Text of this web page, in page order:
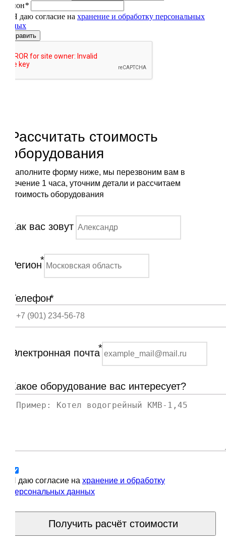
Регион*
Я даю согласие на хранение и обработку персональных
данных
Отправить
Рассчитать стоимость
оборудования
Заполните форму ниже, мы перезвоним вам в
течение 1 часа, уточним детали и рассчитаем
стоимость оборудования
Как вас зовут
Регион*
Телефон*
Электронная почта*
Какое оборудование вас интересует?
Я даю согласие на хранение и обработку
персональных данных
Получить расчёт стоимости